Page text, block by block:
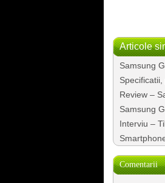
Articole
Samsung
Review –
Samsung
Interviu –
Comentarii